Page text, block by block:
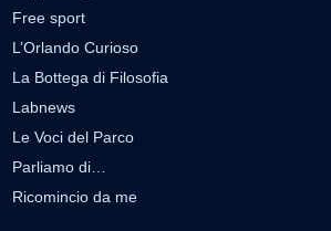
Free sport
L’Orlando Curioso
La Bottega di Filosofia
Labnews
Le Voci del Parco
Parliamo di…
Ricomincio da me